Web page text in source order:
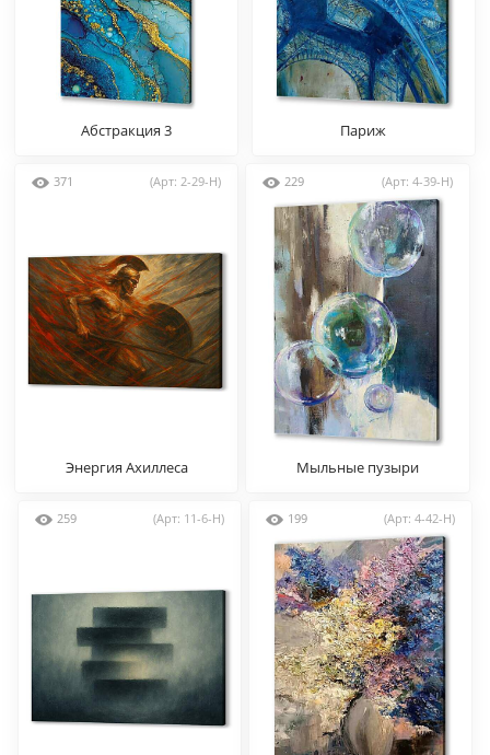
Абстракция 3 Париж
371 (Арт: 2-29-H)
Энергия Ахиллеса
229 (Арт: 4-39-H)
Мыльные пузыри
259 (Арт: 11-6-H) 199 (Арт: 4-42-H)